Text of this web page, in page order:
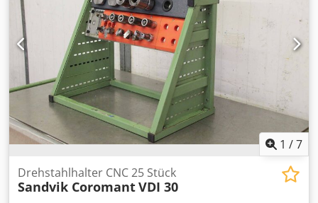
1 /7
Drehstahlhalter CNC 25 Stück
Sandvik CoromantVDI 30